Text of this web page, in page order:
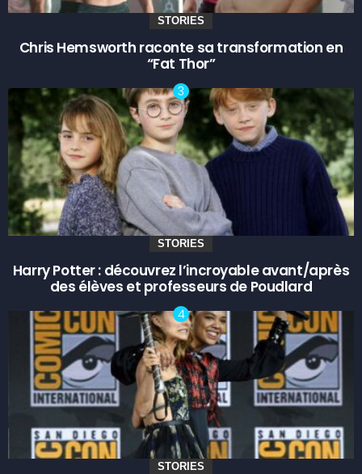
STORIES
Chris Hemsworth raconte sa transformation en
“Fat Thor”
STORIES
Harry Potter : découvrez l’incroyable avant/après
des élèves et professeurs de Poudlard
STORIES